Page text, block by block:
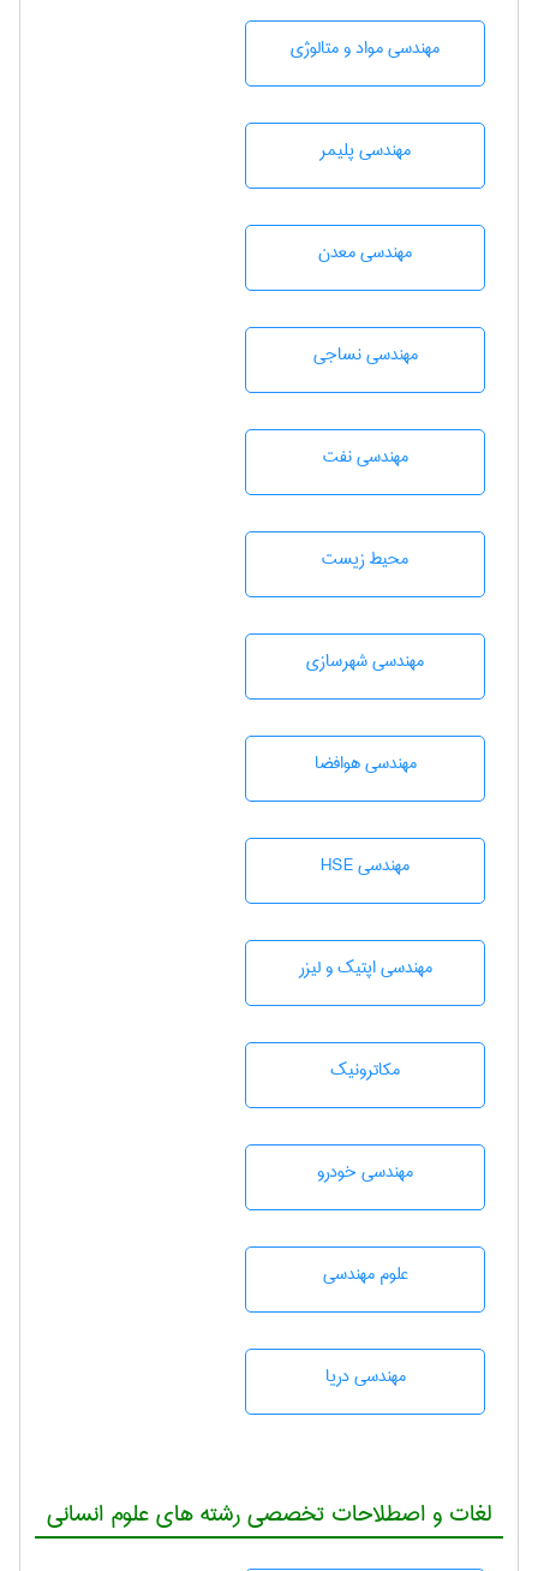
مهندسی مواد و متالوژی
مهندسی پليمر
مهندسی معدن
مهندسي نساجی
مهندسی نفت
محيط زيست
مهندسی شهرسازی
مهندسی هوافضا
مهندسی HSE
مهندسی اپتیک و لیزر
مکاترونیک
مهندسی خودرو
علوم مهندسی
مهندسی دریا
لغات و اصطلاحات تخصصی رشته های علوم انسانی